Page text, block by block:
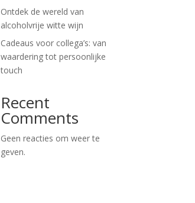
Ontdek de wereld van
alcoholvrije witte wijn
Cadeaus voor collega’s: van
waardering tot persoonlijke
touch
Recent
Comments
Geen reacties om weer te
geven.